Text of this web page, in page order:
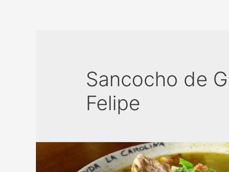
Sancocho de
Felipe